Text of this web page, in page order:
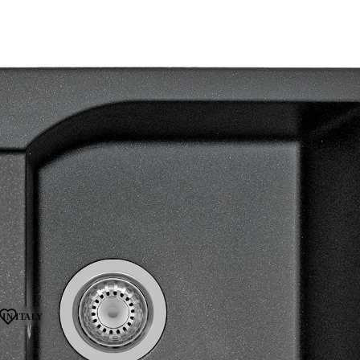
IN ITALY